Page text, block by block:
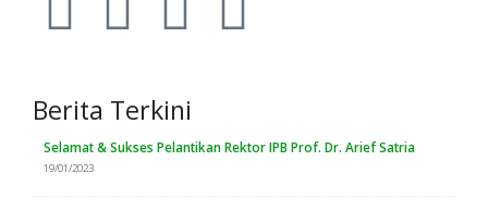
Berita Terkini
Selamat & Sukses Pelantikan Rektor IPB Prof. Dr. Arief Satria
19/01/2023